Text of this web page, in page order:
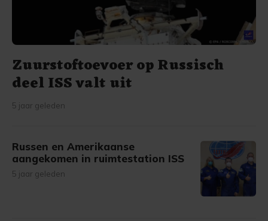
Zuurstoftoevoer op Russisch
deel ISS valt uit
5 jaar geleden
Russen en Amerikaanse
aangekomen in ruimtestation ISS
5 jaar geleden